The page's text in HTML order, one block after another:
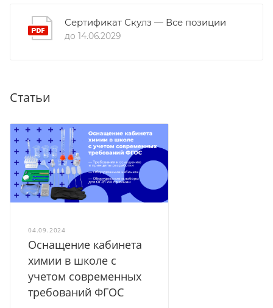
Сертификат Скулз — Все позиции
до 14.06.2029
Статьи
04.09.2024
Оснащение кабинета
химии в школе с
учетом современных
требований ФГОС